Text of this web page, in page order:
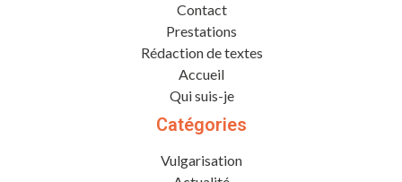
Contact
Prestations
Rédaction de textes
Accueil
Qui suis-je
Catégories
Vulgarisation